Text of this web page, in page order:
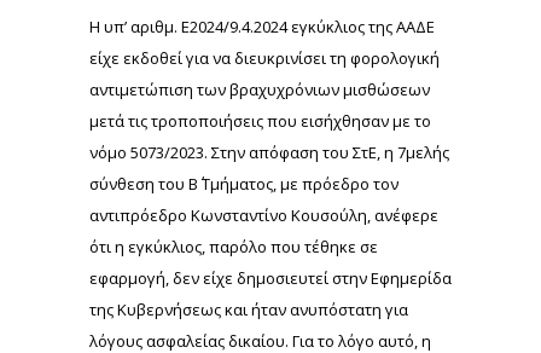
Η υπ’ αριθμ. Ε2024/9.4.2024 εγκύκλιος της ΑΑΔΕ
είχε εκδοθεί για να διευκρινίσει τη φορολογική
αντιμετώπιση των βραχυχρόνιων μισθώσεων
μετά τις τροποποιήσεις που εισήχθησαν με το
νόμο 5073/2023. Στην απόφαση του ΣτΕ, η 7μελής
σύνθεση του Β΄ Τμήματος, με πρόεδρο τον
αντιπρόεδρο Κωνσταντίνο Κουσούλη, ανέφερε
ότι η εγκύκλιος, παρόλο που τέθηκε σε
εφαρμογή, δεν είχε δημοσιευτεί στην Εφημερίδα
της Κυβερνήσεως και ήταν ανυπόστατη για
λόγους ασφαλείας δικαίου. Για το λόγο αυτό, η